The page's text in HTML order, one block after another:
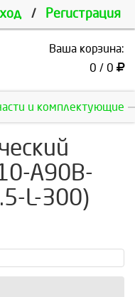
/ Регистрация
Ваша корзина:
0 / 0
и комплектующие
A90B-
L-300)